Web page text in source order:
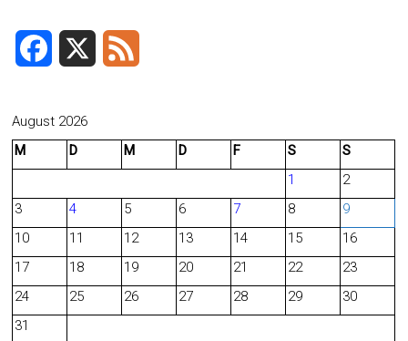
c
o
August 2026
M
D M D F S
S
1
2
3
4 5 6 7 8
9
10
11 12 13 14 15
16
17
18 19 20 21 22
23
24
25 26 27 28 29
30
31